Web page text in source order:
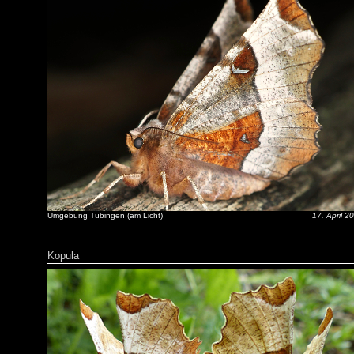
Umgebung Tübingen (am Licht) 17. April
Kopula